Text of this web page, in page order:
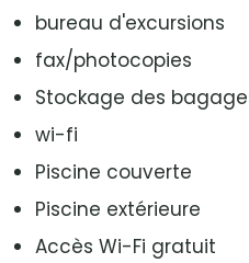
bureau d'excursions
fax/photocopies
Stockage des
wi-fi
Piscine couverte
Piscine extérieure
Accès Wi-Fi gratuit